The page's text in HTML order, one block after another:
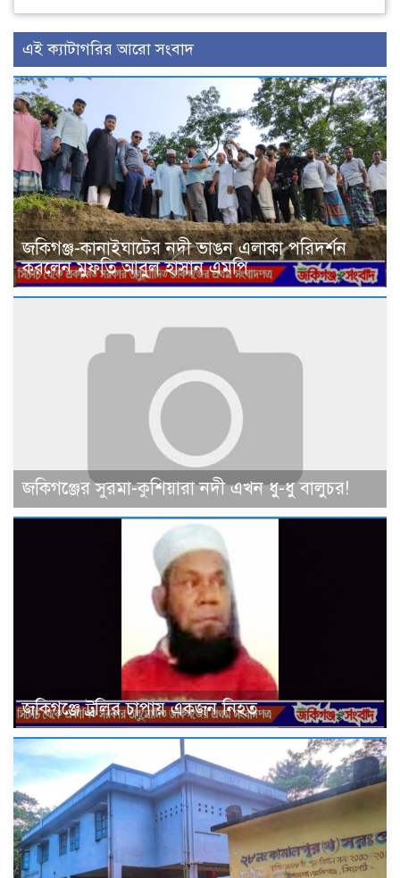
এই ক্যাটাগরির আরো সংবাদ
জকিগঞ্জ-কানাইঘাটের নদী ভাঙন এলাকা পরিদর্শন
করলেন মুফতি আবুল হাসান এমপি
জকিগঞ্জের সুরমা-কুশিয়ারা নদী এখন ধু-ধু বালুচর!
জকিগঞ্জে ট্রলির চাপায় একজন নিহত